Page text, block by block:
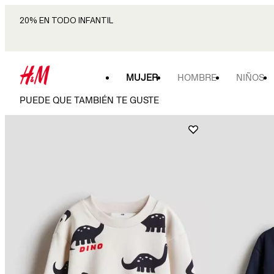
20% EN TODO INFANTIL
MUJER HOMBRE NIÑOS
PUEDE QUE TAMBIÉN TE GUSTE